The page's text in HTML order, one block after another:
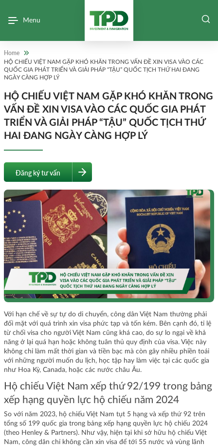
Menu
Home
HỘ CHIẾU VIỆT NAM GẶP KHÓ KHĂN TRONG VẤN ĐỀ XIN VISA VÀO CÁC
QUỐC GIA PHÁT TRIỂN VÀ GIẢI PHÁP “TẬU” QUỐC TỊCH THỨ HAI ĐANG
NGÀY CÀNG HỢP LÝ
HỘ CHIẾU VIỆT NAM GẶP KHÓ KHĂN TRONG
VẤN ĐỀ XIN VISA VÀO CÁC QUỐC GIA PHÁT
TRIỂN VÀ GIẢI PHÁP “TẬU” QUỐC TỊCH THỨ
HAI ĐANG NGÀY CÀNG HỢP LÝ
Đăng ký tư vấn
Với hạn chế về sự tự do di chuyển, công dân Việt Nam thường phải
đối mặt với quá trình xin visa phức tạp và tốn kém. Bên cạnh đó, tỉ lệ
từ chối visa cho người Việt Nam cũng khá cao, do sự lo ngại về khả
năng ở lại quá hạn hoặc không tuân thủ quy định của visa. Việc này
không chỉ làm mất thời gian và tiền bạc mà còn gây nhiều phiền toái
với những người muốn du lịch, học tập hay làm việc tại các quốc gia
như Hoa Kỳ, Canada, hoặc các nước châu Âu.
Hộ chiếu Việt Nam xếp thứ 92/199 trong bảng
xếp hạng quyền lực hộ chiếu năm 2024
So với năm 2023, hộ chiếu Việt Nam tụt 5 hạng và xếp thứ 92 trên
tổng số 199 quốc gia trong bảng xếp hạng quyền lực hộ chiếu 2024
(theo Henley & Partners). Như vậy, hiện tại khi sở hữu hộ chiếu Việt
Nam, công dân chỉ không cần xin visa để tới 55 nước và vùng lãnh